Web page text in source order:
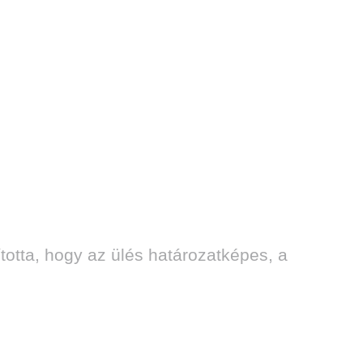
hogy az ülés határozatképes, a